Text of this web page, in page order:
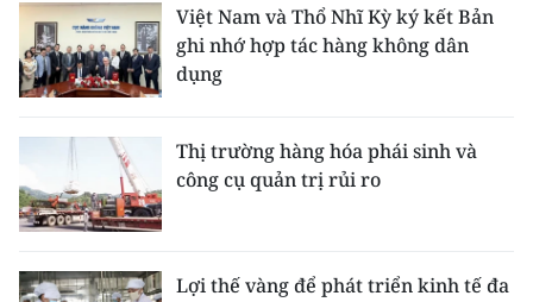
Việt Nam và Thổ Nhĩ Kỳ ký kết Bản
ghi nhớ hợp tác hàng không dân
dụng
Thị trường hàng hóa phái sinh và
công cụ quản trị rủi ro
Lợi thế vàng để phát triển kinh tế đa